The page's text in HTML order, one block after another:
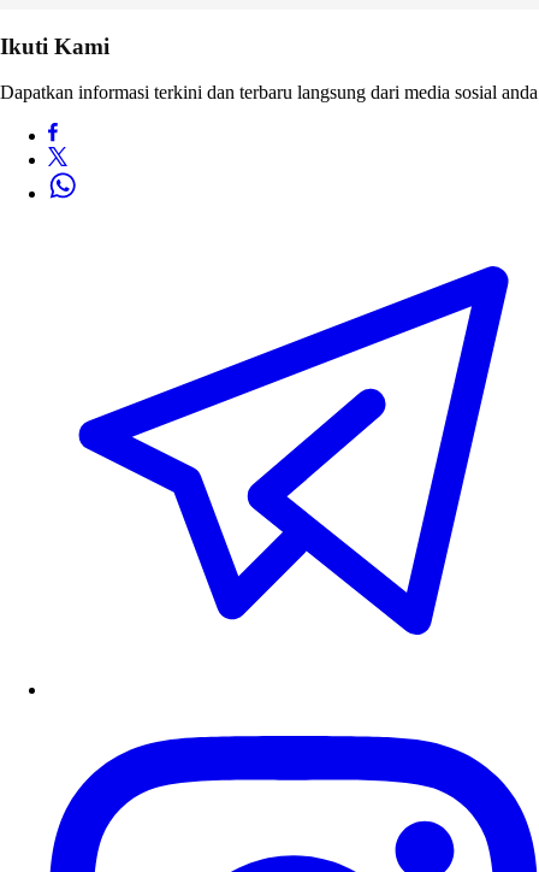
Ikuti Kami
Dapatkan informasi terkini dan terbaru langsung dari media sosial anda